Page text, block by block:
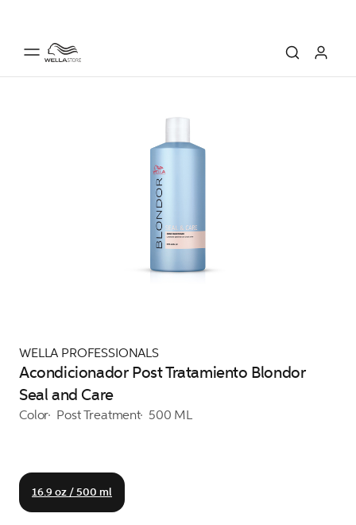
WELLA PROFESSIONALS
Acondicionador Post Tratamiento Blondor
Seal and Care
Color Post Treatment 500 ML
16.9 oz / 500 ml